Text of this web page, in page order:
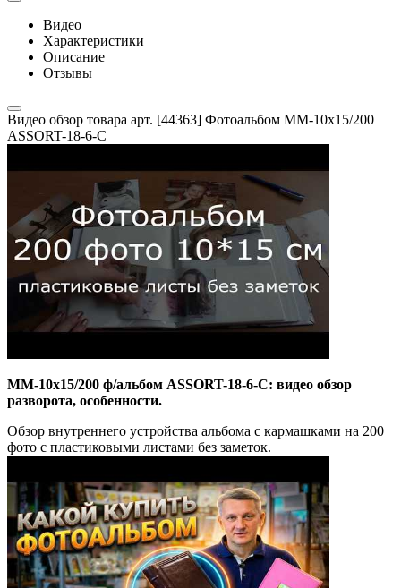
Видео
Характеристики
Описание
Отзывы
Видео обзор товара арт. [44363] Фотоальбом MM-10x15/200
ASSORT-18-6-C
MM-10x15/200 ф/альбом ASSORT-18-6-C: видео обзор
разворота, особенности.
Обзор внутреннего устройства альбома с кармашками на 200
фото с пластиковыми листами без заметок.